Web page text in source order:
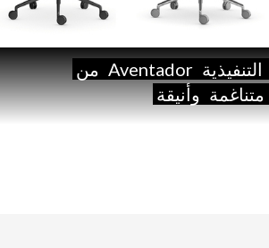
التنفيذية Aventador من
متناغمة وأنيقة